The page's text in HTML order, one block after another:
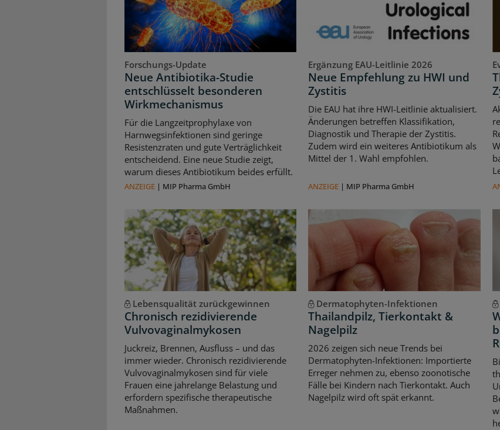
Forschungs-Update
Neue Antibiotika-Studie
entschlüsselt besonderen
Wirkmechanismus
Für die Langzeitprophylaxe von
Harnwegsinfektionen sind geringe
Resistenzraten und gute Verträglichkeit
entscheidend. Eine neue Studie zeigt,
warum dieses Antibiotikum beides erfüllt.
ANZEIGE | MIP Pharma GmbH
Ergänzung EAU-Leitlinie 2026
Neue Empfehlung zu HWI und
Zystitis
Die EAU hat ihre HWI-Leitlinie aktualisiert.
Änderungen betreffen Klassifikation,
Diagnostik und Therapie der Zystitis.
Zudem wird ein weiteres Antibiotikum als
Mittel der 1. Wahl empfohlen.
ANZEIGE | MIP Pharma GmbH
Lebensqualität zurückgewinnen
Chronisch rezidivierende
Vulvovaginalmykosen
Juckreiz, Brennen, Ausfluss – und das
immer wieder. Chronisch rezidivierende
Vulvovaginalmykosen sind für viele
Frauen eine jahrelange Belastung und
erfordern spezifische therapeutische
Maßnahmen.
Dermatophyten-Infektionen
Thailandpilz, Tierkontakt &
Nagelpilz
2026 zeigen sich neue Trends bei
Dermatophyten-Infektionen: Importierte
Erreger nehmen zu, ebenso zoonotische
Fälle bei Kindern nach Tierkontakt. Auch
Nagelpilz wird oft spät erkannt.